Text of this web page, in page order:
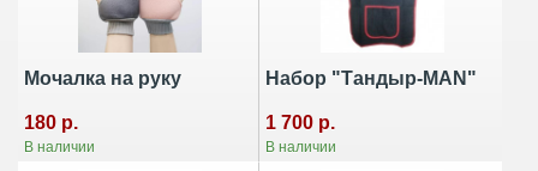
Мочалка на руку
180 р.
В наличии
Набор "Тандыр-MAN"
1 700 р.
В наличии